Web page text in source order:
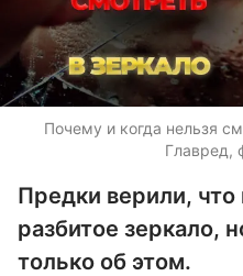
Почему и когда нельзя
Главред,
Предки верили, что
разбитое зеркало,
только об этом.